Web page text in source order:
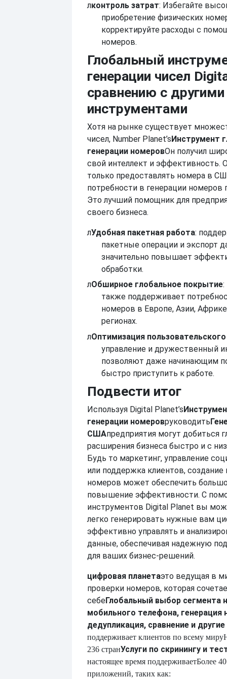
лконтроль затрат: Избегайте
приобретение физических
корректируйте расходы с
номеров.
Глобальный
генерации чисел
сравнению с другими
инструментами
Хотя на рынке существует
чисел, Number Planet’sИнструмент
генерации номеровОн получил
свой интеллект и эффективность.
только предоставлять номера в
потребности в генерации номеров
Это лучший помощник для
своего бизнеса.
лУдобная пакетная работа:
пакетные операции и экспорт
значительно повышает
обработки.
лОбширное глобальное покрытие:
также поддерживает
номеров в Европе, Азии,
регионах.
лОптимизация
управление и дружественный
позволяют даже начинающим
быстро приступить к работе.
Подвести итог
Используя Digital Planet’s
генерации номеровруководить
СШАпредприятия могут добиться
расширения бизнеса быстро и с
Будь то маркетинг, управление
или поддержка клиентов, создание
номеров может обеспечить
повышение эффективности. С
инструментов Digital Planet вы
легко генерировать нужные вам
эффективно управлять и
данные, обеспечивая надежную
для ваших бизнес-решений.
цифровая планетаэто ведущая в
проверки номеров, которая
себеГлобальный выбор сегмента
мобильного телефона, генерация
дедупликация, сравнение и
поддерживает клиентов по всему миру
236 странУслуги по скринингу и
настоящее время поддерживаетБолее
приложений, таких как: